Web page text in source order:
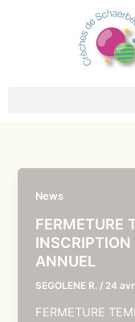
News
FERMETURE
INSCRIPTION
ANNUEL
SEGOLENE R. / 24
FERMETURE